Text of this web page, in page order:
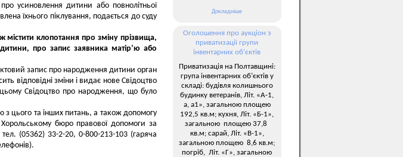
усиновлення дитини або повнолітньої
їхнього піклування, подається до суду
клопотання про зміну прізвища,
про запис заявника матір’ю або
запис про народження дитини орган
відповідні зміни і видає нове Свідоцтво
Свідоцтво про народження, що було
цього та інших питань, а також допомогу
бюро правової допомоги за
(05362) 33-2-20, 0-800-213-103 (гаряча
Докладніше
Оголошення про аукціон з
приватизації групи
інвентарних об’єктів
Приватизація на Полтавщині:
група інвентарних об’єктів у
складі: будівля колишнього
будинку ветеранів, Літ. «А-1,
а, а1», загальною площею
192,5 кв.м; кухня, Літ. «Б-1»,
загальною площею 37,8
кв.м; сарай, Літ. «В-1»,
загальною площею 8,6 кв.м;
погріб, Літ. «Г», загальною